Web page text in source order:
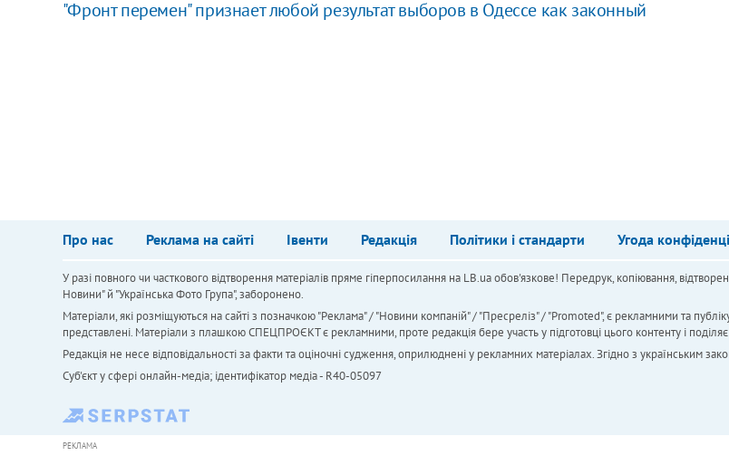
"Фронт перемен" признает любой результат выборов в Одессе как законный
Про нас Реклама на сайті Івенти Редакція Політики і стандарти Угода
У разі повного чи часткового відтворення матеріалів пряме гіперпосилання на LB.ua обов'язкове! Передрук, копіювання,
Новини" й "Українська Фото Група", заборонено.
Матеріали, які розміщуються на сайті з позначкою "Реклама" / "Новини компаній" / "Пресреліз" / "Promoted", є рекламними та
представлені. Матеріали з плашкою СПЕЦПРОЄКТ є рекламними, проте редакція бере участь у підготовці цього контенту і
Редакція не несе відповідальності за факти та оціночні судження, оприлюднені у рекламних матеріалах. Згідно з українським
Cуб'єкт у сфері онлайн-медіа; ідентифікатор медіа - R40-05097
РЕКЛАМА